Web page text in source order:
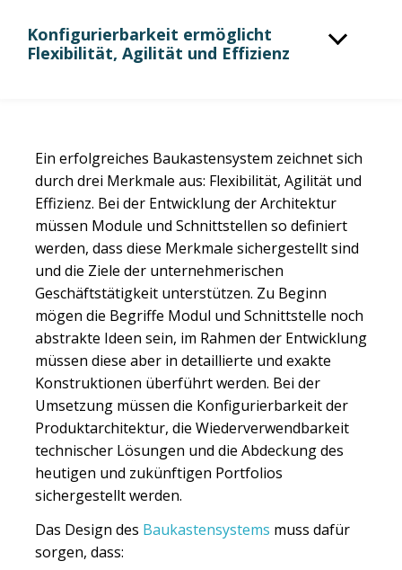
Konfigurierbarkeit ermöglicht
Flexibilität, Agilität und Effizienz
Ein erfolgreiches Baukastensystem zeichnet sich
durch drei Merkmale aus: Flexibilität, Agilität und
Effizienz. Bei der Entwicklung der Architektur
müssen Module und Schnittstellen so definiert
werden, dass diese Merkmale sichergestellt sind
und die Ziele der unternehmerischen
Geschäftstätigkeit unterstützen. Zu Beginn
mögen die Begriffe Modul und Schnittstelle noch
abstrakte Ideen sein, im Rahmen der Entwicklung
müssen diese aber in detaillierte und exakte
Konstruktionen überführt werden. Bei der
Umsetzung müssen die Konfigurierbarkeit der
Produktarchitektur, die Wiederverwendbarkeit
technischer Lösungen und die Abdeckung des
heutigen und zukünftigen Portfolios
sichergestellt werden.
Das Design des Baukastensystems muss dafür
sorgen, dass: